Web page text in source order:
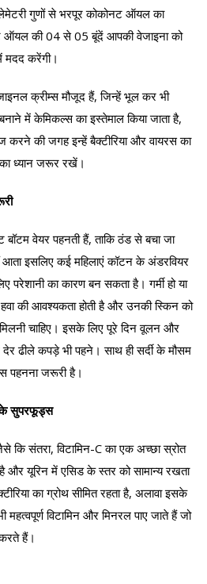
गुणों से भरपूर कोकोनट ऑयल का
ऑयल की 04 से 05 बूंदें आपकी वेजाइना को
मदद करेंगी।
क्रीम्स मौजूद हैं, जिन्हें भूल कर भी
में केमिकल्स का इस्तेमाल किया जाता है,
करने की जगह इन्हें बैक्टीरिया और वायरस का
ध्यान जरूर रखें।
बॉटम वेयर पहनती हैं, ताकि ठंड से बचा जा
आता इसलिए कई महिलाएं कॉटन के अंडरवियर
परेशानी का कारण बन सकता है। गर्मी हो या
हवा की आवश्यकता होती है और उनकी स्किन को
चाहिए। इसके लिए पूरे दिन वूलन और
ढीले कपड़े भी पहने। साथ ही सर्दी के मौसम
पहनना जरूरी है।
के सुपरफूड्स
कि संतरा, विटामिन-C का एक अच्छा स्रोत
है और यूरिन में एसिड के स्तर को सामान्य रखता
का ग्रोथ सीमित रहता है, अलावा इसके
महत्वपूर्ण विटामिन और मिनरल पाए जाते हैं जो
हैं।